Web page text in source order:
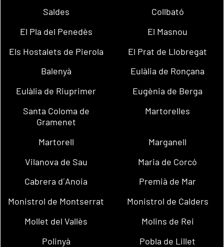
Saldes
Collbató
El Pla del Penedès
El Masnou
Els Hostalets de Pierola
El Prat de Llobregat
Balenyà
Eulàlia de Ronçana
Eulàlia de Riuprimer
Eugènia de Berga
Santa Coloma de
Gramenet
Martorelles
Martorell
Marganell
Vilanova de Sau
Maria de Corcó
Cabrera d´Anoia
Premià de Mar
Monistrol de Montserrat
Monistrol de Calders
Mollet del Vallès
Molins de Rei
Polinyà
Pobla de Lillet